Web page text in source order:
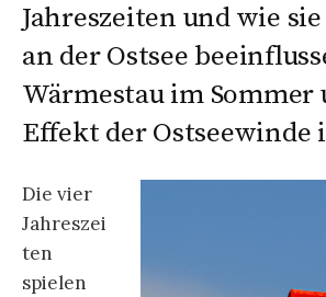
Jahreszeiten und wie
an der Ostsee
Wärmestau im Sommer
Effekt der Ostseewinde
Die vier
Jahreszei
ten
spielen